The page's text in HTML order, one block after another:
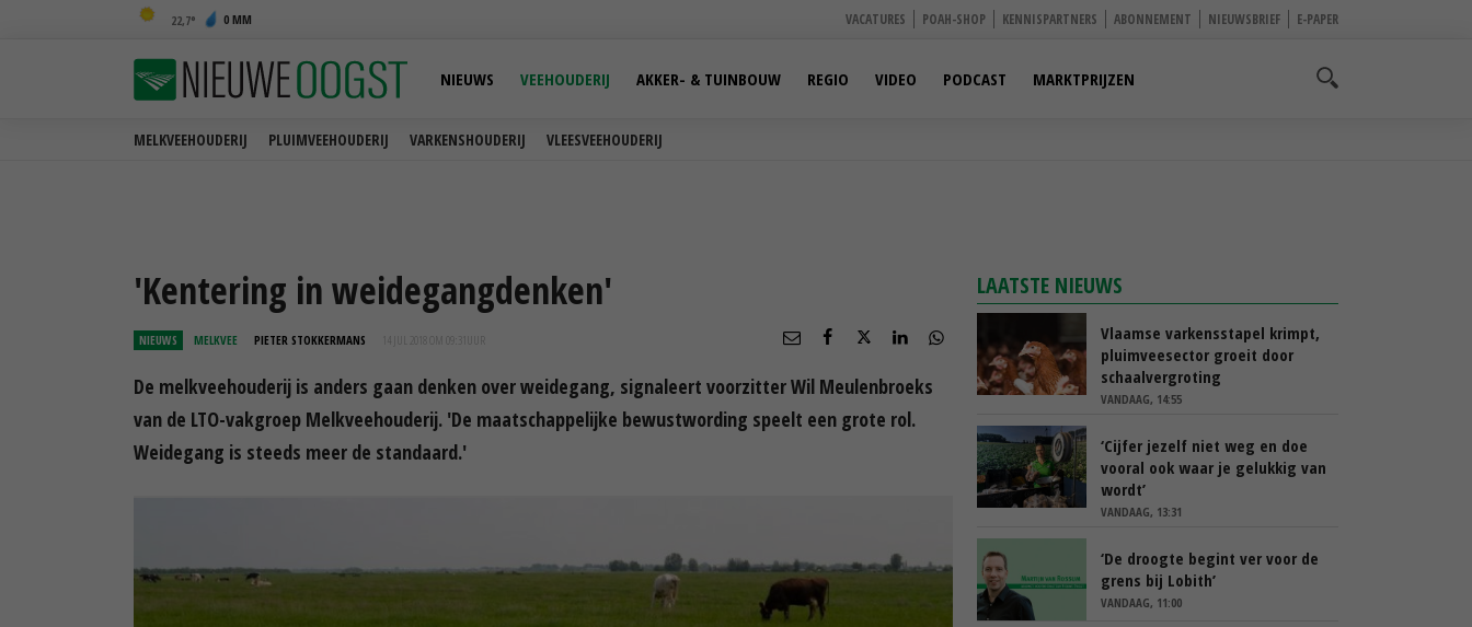
22,7 0 MM VACATURES POAH-SHOP KENNISPARTNERS ABONNEMENT NIEUWSBRIEF E-PAPER
MELKVEEHOUDERIJ PLUIMVEEHOUDERIJ VARKENSHOUDERIJ VLEESVEEHOUDERIJ
NIEUWS VEEHOUDERIJ AKKER- & TUINBOUW REGIO VIDEO PODCAST MARKTPRIJZEN
'Kentering in weidegangdenken'
NIEUWS MELKVEE PIETER STOKKERMANS 14 JUL 2018 OM 09:31
De melkveehouderij is anders gaan denken over weidegang, signaleert voorzitter Wil Meulenbroeks
van de LTO-vakgroep Melkveehouderij. 'De maatschappelijke bewustwording speelt een grote rol.
Weidegang is steeds meer de standaard.'
LAATSTE NIEUWS
Vlaamse varkensstapel krimpt,
pluimveesector groeit door
schaalvergroting
VANDAAG, 14:55
‘Cijfer jezelf niet weg en doe
vooral ook waar je gelukkig van
wordt’
VANDAAG, 13:31
‘De droogte begint ver voor de
grens bij Lobith’
VANDAAG, 11:00